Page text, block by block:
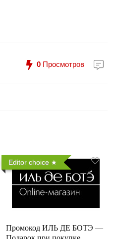
0 Просмотров
Editor choice
Промокод ИЛЬ ДЕ БОТЭ —